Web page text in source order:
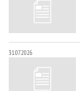
31.07.2026